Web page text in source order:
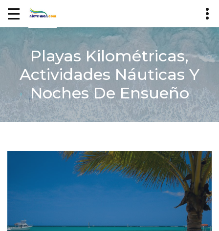
Playas Kilométricas,
Actividades Náuticas Y
Noches De Ensueño